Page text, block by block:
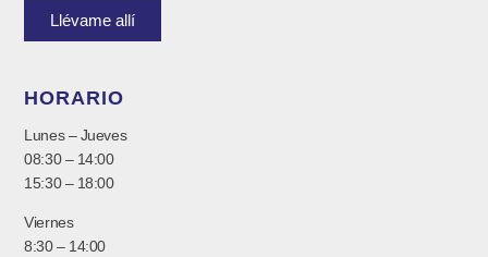
Llévame allí
HORARIO
Lunes – Jueves
08:30 – 14:00
15:30 – 18:00
Viernes
8:30 – 14:00